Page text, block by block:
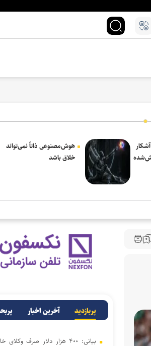
هوش‌مصنوعی ذاتاً نمی‌تواند
خلاق باشد
پربازدید آخرین اخبار
بیانی: ۴۰۰ هزار دلار صرف وکلای